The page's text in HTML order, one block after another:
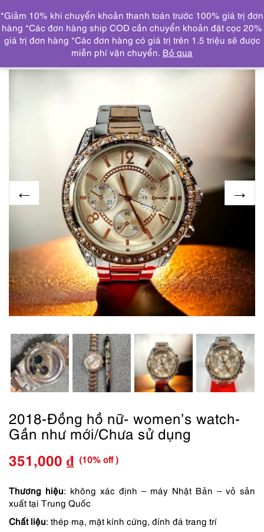
DANH MỤC
Trang chủ ĐỒNG HỒ
2018-Đồng hồ nữ- women’s
watch-Gần như mới/Chưa sử dụng
2018-Đồng hồ nữ- women’s watch-
Gần như mới/Chưa sử dụng
Giá
gốc
là:
351,000 ₫
Giá
hiện
tại
(10% off )
Thương hiệu: không xác định – máy Nhật Bản – vỏ sản
xuất tại Trung Quốc
Chất liệu: thép mạ, mặt kính cứng, đính đá trang trí
*Giảm 10% khi chuyển khoản thanh toán trước 100% giá trị đơn
hàng *Các đơn hàng ship COD cần chuyển khoản đặt cọc 20%
giá trị đơn hàng *Các đơn hàng có giá trị trên 1.5 triệu sẽ được
miễn phí vận chuyển. Bỏ qua